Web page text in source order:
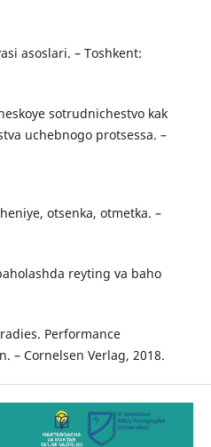
asoslari. – Toshkent:
sotrudnichestvo kak
uchebnogo protsessa. –
otsenka, otmetka. –
reyting va baho
Performance
– Cornelsen Verlag, 2018.